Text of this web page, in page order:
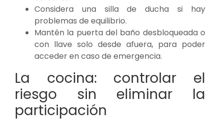
Considera una silla de ducha si hay
problemas de equilibrio.
Mantén la puerta del baño desbloqueada o
con llave solo desde afuera, para poder
acceder en caso de emergencia.
La cocina: controlar el
riesgo sin eliminar la
participación